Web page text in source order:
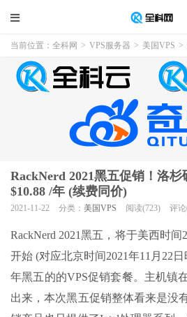
当前位置： 全科网 > VPS服务器 > 美国VPS >
RackNerd 2021黑五促销！洛
$10.88 /年 (续费同价)
2021-11-22 分类： 美国VPS 阅读(723) 评
RackNerd 2021黑五，将于美西时间
开始 (对应北京时间2021年11月22日
年黑五的的VPS促销套餐。主机镇
出来，本次黑五促销整体看来是没